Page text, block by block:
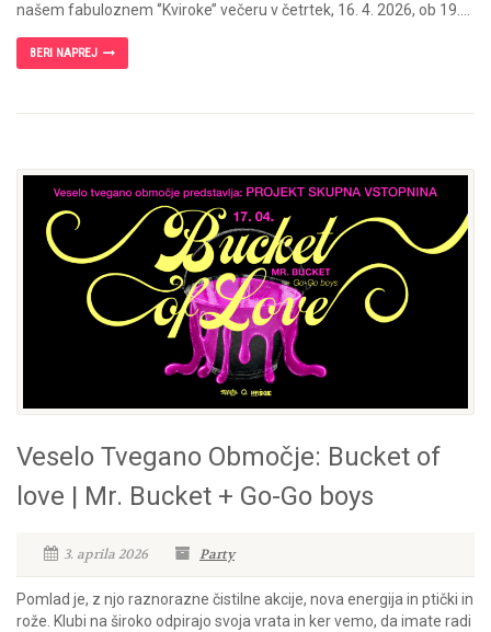
našem fabuloznem ‘’Kviroke’’ večeru v četrtek, 16. 4. 2026, ob 19....
BERI NAPREJ
Veselo Tvegano Območje: Bucket of
love | Mr. Bucket + Go-Go boys
3. aprila 2026 Party
Pomlad je, z njo raznorazne čistilne akcije, nova energija in ptički in
rože. Klubi na široko odpirajo svoja vrata in ker vemo, da imate radi